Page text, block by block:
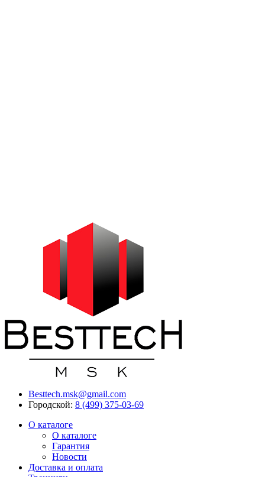
Besttech.msk@gmail.com
Городской: 8 (499) 375-03-69
О каталоге
О каталоге
Гарантия
Новости
Доставка и оплата